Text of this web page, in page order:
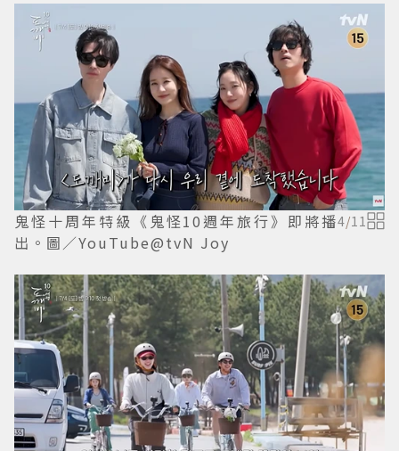
鬼怪十周年特級《鬼怪10週年旅行》即將播
出。圖／YouTube@tvN Joy
4/11